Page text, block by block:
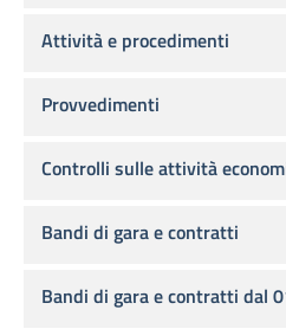
Attività e procedimenti
Provvedimenti
Controlli sulle attività
Bandi di gara e contratti
Bandi di gara e contratti dal